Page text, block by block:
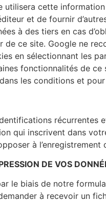
utilisera cette
et de fournir
à des tiers en cas
de ce site. Google ne
en sélectionnant les
fonctionnalités de
les conditions et
récurrentes
qui inscrivent dans
à
DE VOS
le biais de notre
à recevoir un